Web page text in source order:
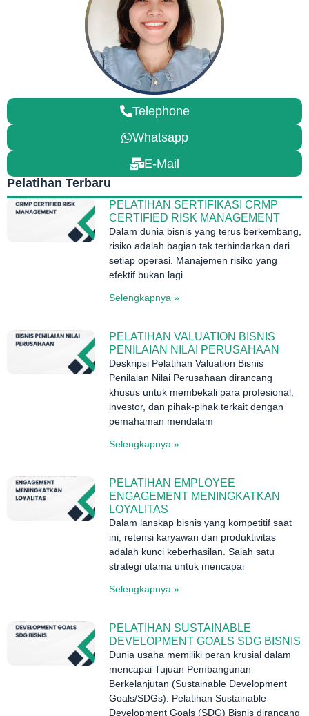
Telephone
Whatsapp
E-Mail
Pelatihan Terbaru
PELATIHAN SERTIFIKASI CRMP
CERTIFIED RISK MANAGEMENT
Dalam dunia bisnis yang terus berkembang,
risiko adalah bagian tak terhindarkan dari
setiap operasi. Manajemen risiko yang
efektif bukan lagi
Selengkapnya »
PELATIHAN VALUATION BISNIS
PENILAIAN NILAI PERUSAHAAN
Deskripsi Pelatihan Valuation Bisnis
Penilaian Nilai Perusahaan dirancang
khusus untuk membekali para profesional,
investor, dan pihak-pihak terkait dengan
pemahaman mendalam
Selengkapnya »
PELATIHAN EMPLOYEE
ENGAGEMENT MENINGKATKAN
LOYALITAS
Dalam lanskap bisnis yang kompetitif saat
ini, retensi karyawan dan produktivitas
adalah kunci keberhasilan. Salah satu
strategi utama untuk mencapai
Selengkapnya »
PELATIHAN SUSTAINABLE
DEVELOPMENT GOALS SDG BISNIS
Dunia usaha memiliki peran krusial dalam
mencapai Tujuan Pembangunan
Berkelanjutan (Sustainable Development
Goals/SDGs). Pelatihan Sustainable
Development Goals (SDG) Bisnis dirancang